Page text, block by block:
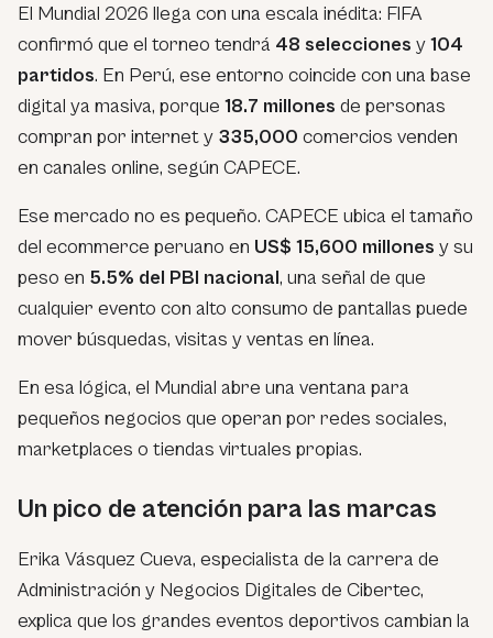
El Mundial 2026 llega con una escala inédita: FIFA
confirmó que el torneo tendrá 48 selecciones y104
partidos. En Perú, ese entorno coincide con una base
digital ya masiva, porque 18.7 millones de personas
compran por internet y 335,000 comercios venden
en canales online, según CAPECE.
Ese mercado no es pequeño. CAPECE ubica el tamaño
del ecommerce peruano en US$ 15,600 millones y su
peso en 5.5% del PBI nacional, una señal de que
cualquier evento con alto consumo de pantallas puede
mover búsquedas, visitas y ventas en línea.
En esa lógica, el Mundial abre una ventana para
pequeños negocios que operan por redes sociales,
marketplaces o tiendas virtuales propias.
Un pico de atención para las marcas
Erika Vásquez Cueva, especialista de la carrera de
Administración y Negocios Digitales de Cibertec,
explica que los grandes eventos deportivos cambian la